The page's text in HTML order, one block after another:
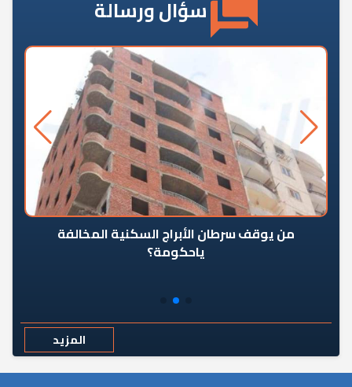
سؤال ورسالة
من يوقف سرطان الأبراج السكنية المخالفة
ياحكومة؟
المزيد